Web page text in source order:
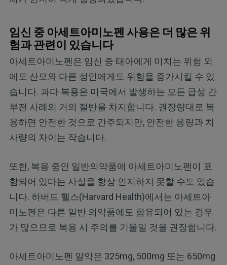
임신 중 아세트아미노펜 사용은 더 많은 위
험과 관련이 있습니다
아세트아미노펜은 임신 중 태아에게 미치는 위험 외
에도 산모와 다른 성인에게도 위험을 증가시킬 수 있
습니다. 과다 복용은 미국에서 발생하는 모든 급성 간
부전 사례의 거의 절반을 차지합니다. 권장량대로 복
용하면 안전한 것으로 간주되지만, 안전한 용량과 치
사량의 차이는 작습니다.
또한, 복용 중인 일반의약품에 아세트아미노펜이 포
함되어 있다는 사실을 항상 인지하지 못할 수도 있습
니다. 하버드 헬스(Harvard Health)에서는 아세트아
미노펜은 다른 일반 의약품에도 함유되어 있는 경우
가 많으므로 복용 시 주의를 기울일 것을 권장합니다.
아세트아미노펜 알약은 325mg, 500mg 또는 650mg